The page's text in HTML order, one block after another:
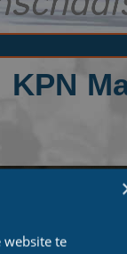
website te